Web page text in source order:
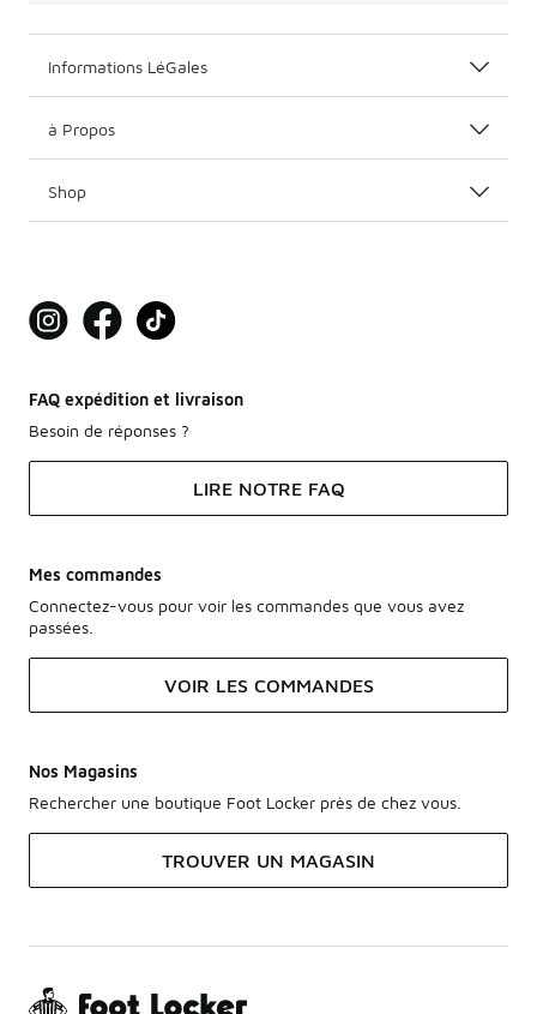
Informations LéGales
à Propos
Shop
FAQ expédition et livraison
Besoin de réponses ?
LIRE NOTRE FAQ
Mes commandes
Connectez-vous pour voir les commandes que vous avez
passées.
VOIR LES COMMANDES
Nos Magasins
Rechercher une boutique Foot Locker près de chez vous.
TROUVER UN MAGASIN